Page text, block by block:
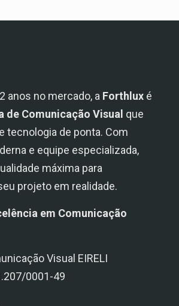
anos no mercado, a Forthlux é
de Comunicação Visual que
tecnologia de ponta. Com
e equipe especializada,
máxima para
projeto em realidade.
em Comunicação
Visual EIRELI
0001-49